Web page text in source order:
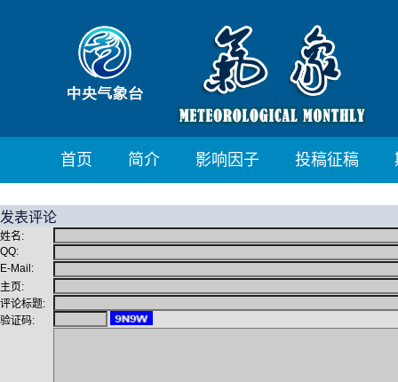
首页 简介 影响因子 投稿征稿
发表评论
姓名:
QQ:
E-Mail:
主页:
评论标题:
验证码: